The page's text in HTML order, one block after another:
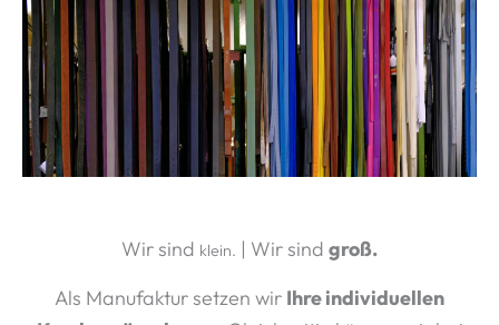
Wir sind klein. | Wir sind groß.
Als Manufaktur setzen wir Ihre individuellen